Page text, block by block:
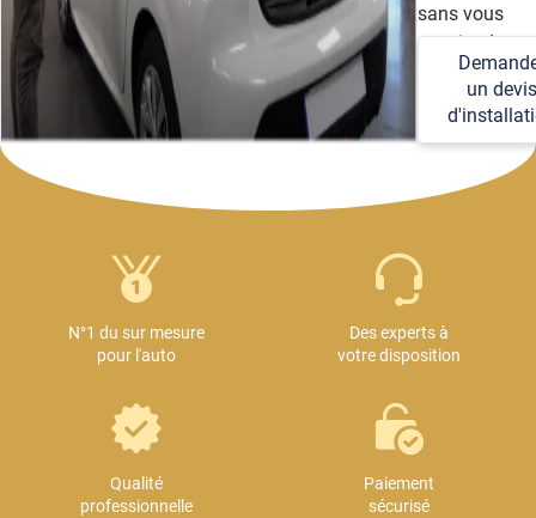
sans vous
soucier des
détails
techniques et
logistiques.
un devis
N°1 du sur mesure
pour l'auto
Des experts à
votre disposition
Qualité
professionnelle
Paiement
sécurisé